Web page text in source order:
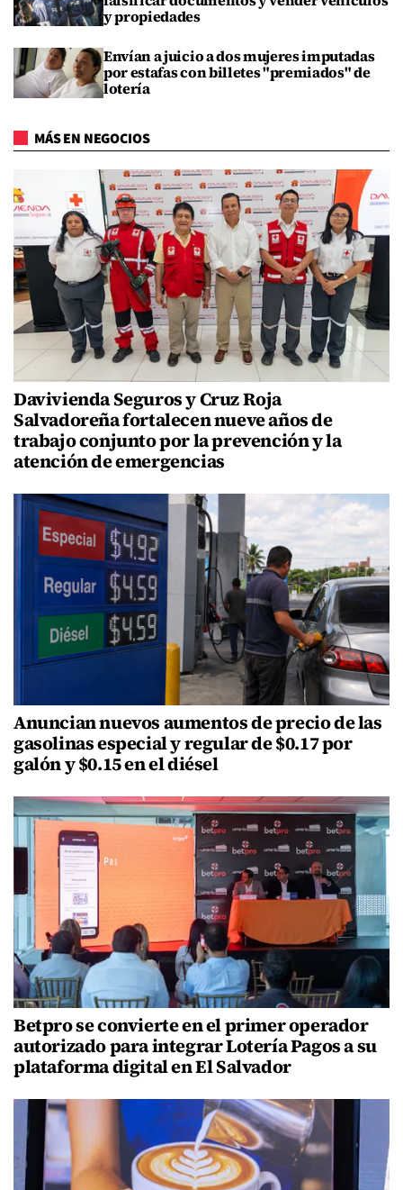
y propiedades
Envían a juicio a dos mujeres imputadas
por estafas con billetes "premiados" de
lotería
MÁS EN NEGOCIOS
Davivienda Seguros y Cruz Roja
Salvadoreña fortalecen nueve años de
trabajo conjunto por la prevención y la
atención de emergencias
Anuncian nuevos aumentos de precio de las
gasolinas especial y regular de $0.17 por
galón y $0.15 en el diésel
Betpro se convierte en el primer operador
autorizado para integrar Lotería Pagos a su
plataforma digital en El Salvador